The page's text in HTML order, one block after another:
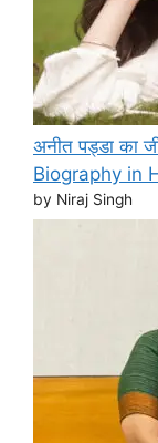
अनीत पड्डा का
Biography in
by Niraj Singh